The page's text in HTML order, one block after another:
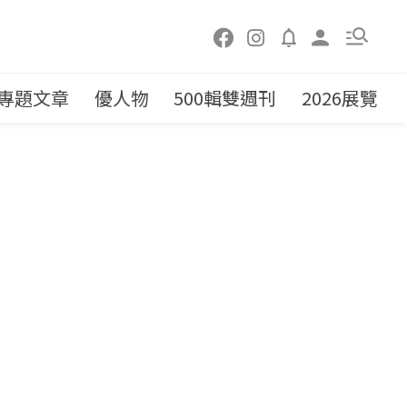
題文章 優人物 500輯雙週刊 2026展覽